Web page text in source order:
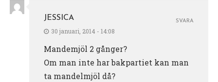
JESSICA
30 januari, 2014 - 14:08
Mandemjöl 2 gånger?
Om man inte har bakpartiet kan man
ta mandelmjöl då?
SVARA